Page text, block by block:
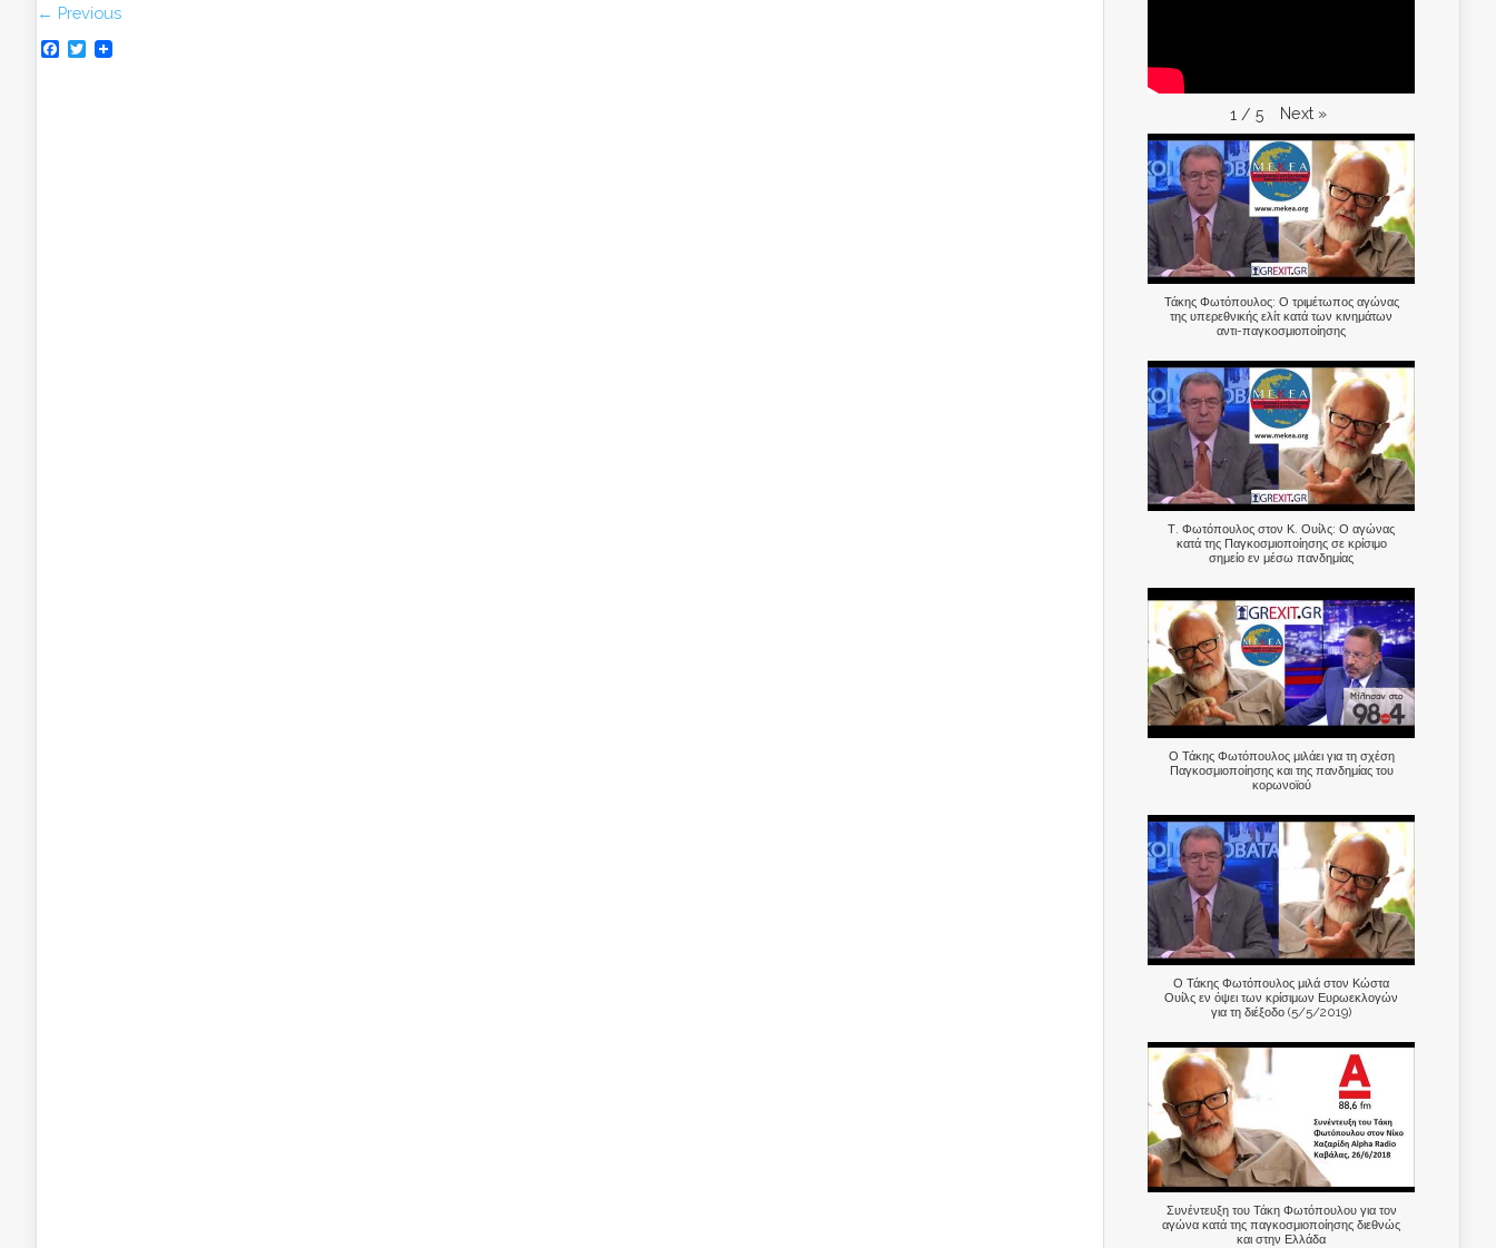
← Previous
Facebook
Twitter
1 / 5 Next »
Τάκης Φωτόπουλος: Ο τριμέτωπος αγώνας
της υπερεθνικής ελίτ κατά των κινημάτων
αντι-παγκοσμιοποίησης
Τ. Φωτόπουλος στον Κ. Ουίλς: Ο αγώνας
κατά της Παγκοσμιοποίησης σε κρίσιμο
σημείο εν μέσω πανδημίας
Ο Τάκης Φωτόπουλος μιλάει για τη σχέση
Παγκοσμιοποίησης και της πανδημίας του
κορωνοϊού
Ο Τάκης Φωτόπουλος μιλά στον Κώστα
Ουίλς εν όψει των κρίσιμων Ευρωεκλογών
για τη διέξοδο (5/5/2019)
Συνέντευξη του Τάκη Φωτόπουλου για τον
αγώνα κατά της παγκοσμιοποίησης διεθνώς
και στην Ελλάδα